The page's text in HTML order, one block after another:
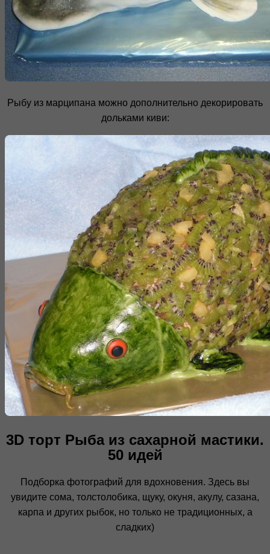
Рыбу из марципана можно дополнительно декорировать
дольками киви:
3D торт Рыба из сахарной мастики.
50 идей
Подборка фотографий для вдохновения. Здесь вы
увидите сома, толстолобика, щуку, окуня, акулу, сазана,
карпа и других рыбок, но только не традиционных, а
сладких)